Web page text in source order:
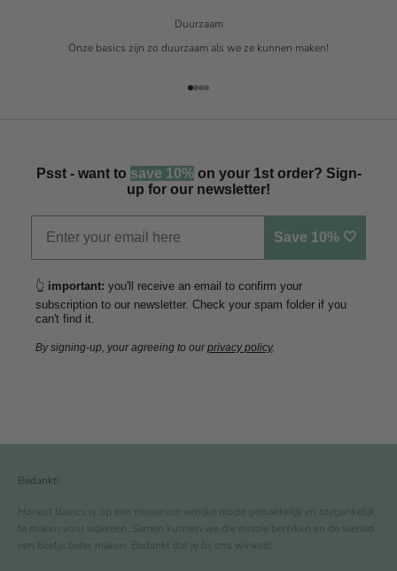
Duurzaam
Onze basics zijn zo duurzaam als we ze kunnen maken!
Naar artikel 1
Naar artikel 2
Naar artikel 3
Naar artikel 4
Psst - want to save 10%on your 1st order? Sign-
up for our newsletter!
Save 10% 🤍
👆 important: you'll receive an email to confirm your
subscription to our newsletter. Check your spam folder if you
can't find it.
By signing-up, your agreeing to ourprivacy policy.
Bedankt!
Honest Basics is op een missie om eerlijke mode gemakkelijk en toegankelijk
te maken voor iedereen. Samen kunnen we die missie bereiken en de wereld
een beetje beter maken. Bedankt dat je bij ons winkelt!